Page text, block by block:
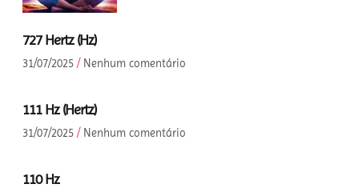
727 Hertz (Hz)
31/07/2025 Nenhum comentário
111 Hz (Hertz)
31/07/2025 Nenhum comentário
110 Hz